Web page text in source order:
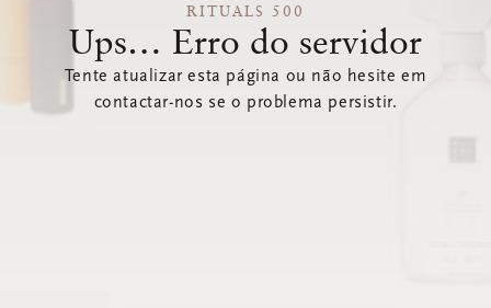
RITUALS 500
Ups… Erro do servidor
Tente atualizar esta página ou não hesite em
contactar-nos se o problema persistir.